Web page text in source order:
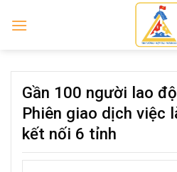
Gần 100 người lao
Phiên giao dịch việc
kết nối 6 tỉnh